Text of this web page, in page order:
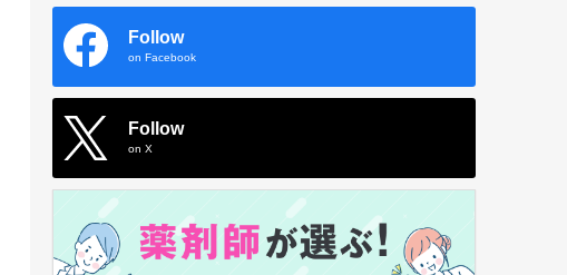
Follow
on Facebook
Follow
on X